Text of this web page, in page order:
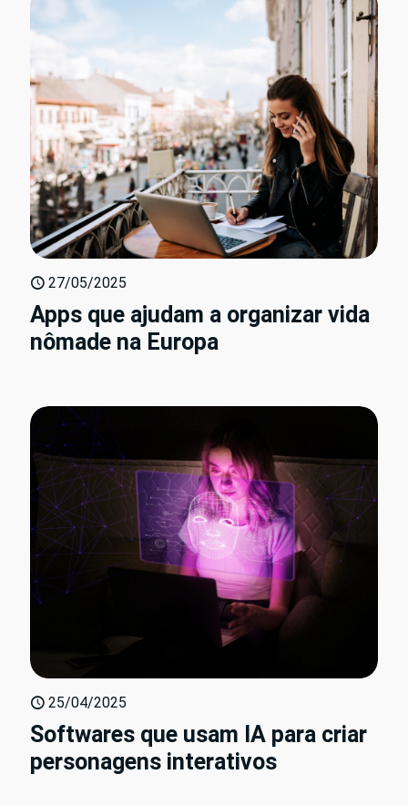
27/05/2025
Apps que ajudam a organizar vida
nômade na Europa
25/04/2025
Softwares que usam IA para criar
personagens interativos